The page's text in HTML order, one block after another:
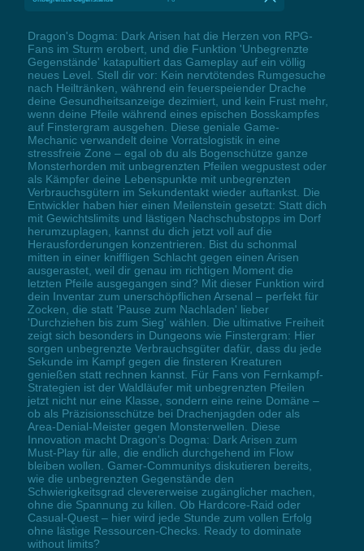
Dragon's Dogma: Dark Arisen hat die Herzen von RPG-
Fans im Sturm erobert, und die Funktion 'Unbegrenzte
Gegenstände' katapultiert das Gameplay auf ein völlig
neues Level. Stell dir vor: Kein nervtötendes Rumgesuche
nach Heiltränken, während ein feuerspeiender Drache
deine Gesundheitsanzeige dezimiert, und kein Frust mehr,
wenn deine Pfeile während eines epischen Bosskampfes
auf Finstergram ausgehen. Diese geniale Game-
Mechanic verwandelt deine Vorratslogistik in eine
stressfreie Zone – egal ob du als Bogenschütze ganze
Monsterhorden mit unbegrenzten Pfeilen wegpustest oder
als Kämpfer deine Lebenspunkte mit unbegrenzten
Verbrauchsgütern im Sekundentakt wieder auftankst. Die
Entwickler haben hier einen Meilenstein gesetzt: Statt dich
mit Gewichtslimits und lästigen Nachschubstopps im Dorf
herumzuplagen, kannst du dich jetzt voll auf die
Herausforderungen konzentrieren. Bist du schonmal
mitten in einer kniffligen Schlacht gegen einen Arisen
ausgerastet, weil dir genau im richtigen Moment die
letzten Pfeile ausgegangen sind? Mit dieser Funktion wird
dein Inventar zum unerschöpflichen Arsenal – perfekt für
Zocken, die statt 'Pause zum Nachladen' lieber
'Durchziehen bis zum Sieg' wählen. Die ultimative Freiheit
zeigt sich besonders in Dungeons wie Finstergram: Hier
sorgen unbegrenzte Verbrauchsgüter dafür, dass du jede
Sekunde im Kampf gegen die finsteren Kreaturen
genießen statt rechnen kannst. Für Fans von Fernkampf-
Strategien ist der Waldläufer mit unbegrenzten Pfeilen
jetzt nicht nur eine Klasse, sondern eine reine Domäne –
ob als Präzisionsschütze bei Drachenjagden oder als
Area-Denial-Meister gegen Monsterwellen. Diese
Innovation macht Dragon's Dogma: Dark Arisen zum
Must-Play für alle, die endlich durchgehend im Flow
bleiben wollen. Gamer-Communitys diskutieren bereits,
wie die unbegrenzten Gegenstände den
Schwierigkeitsgrad clevererweise zugänglicher machen,
ohne die Spannung zu killen. Ob Hardcore-Raid oder
Casual-Quest – hier wird jede Stunde zum vollen Erfolg
ohne lästige Ressourcen-Checks. Ready to dominate
without limits?